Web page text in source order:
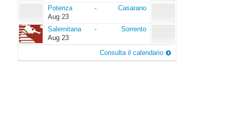
Potenza
Potenza -
Casarano
Aug 23
Salernitana
Salernitana -
Sorrento
Aug 23
Consulta il calendario